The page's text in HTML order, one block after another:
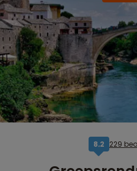
8,2 229